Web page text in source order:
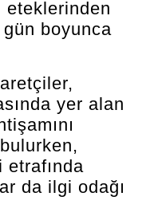
eteklerinden
boyunca
yer alan
etrafında
da ilgi odağı